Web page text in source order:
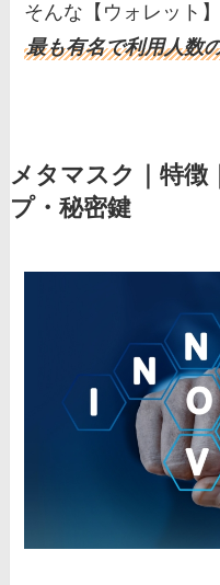
そんな【ウォレット
最も有名で利用人数
メタマスク｜特徴
プ・秘密鍵